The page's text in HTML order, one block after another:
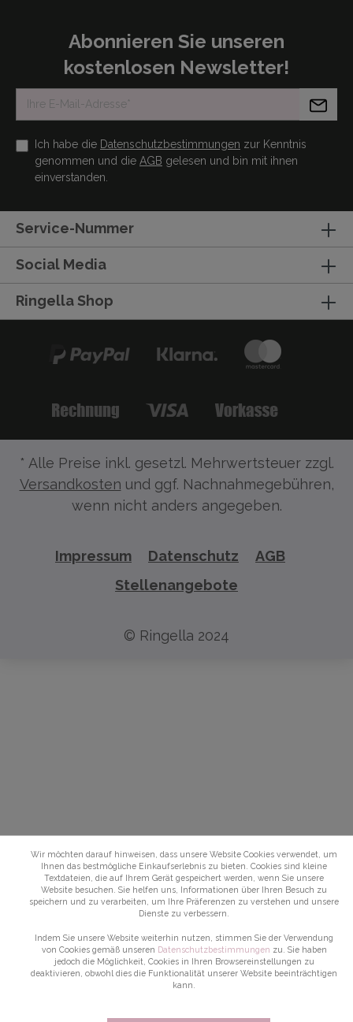
Abonnieren Sie unseren
kostenlosen Newsletter!
Ich habe die Datenschutzbestimmungen zur Kenntnis
genommen und die AGB gelesen und bin mit ihnen
einverstanden.
Service-Nummer
Social Media
Ringella Shop
* Alle Preise inkl. gesetzl. Mehrwertsteuer zzgl.
Versandkosten und ggf. Nachnahmegebühren,
wenn nicht anders angegeben.
Impressum Datenschutz
AGB
Stellenangebote
© Ringella 2024
Wir möchten darauf hinweisen, dass unsere Website Cookies verwendet, um
Ihnen das bestmögliche Einkaufserlebnis zu bieten. Cookies sind kleine
Textdateien, die auf Ihrem Gerät gespeichert werden, wenn Sie unsere
Website besuchen. Sie helfen uns, Informationen über Ihren Besuch zu
speichern und zu verarbeiten, um Ihre Präferenzen zu verstehen und unsere
Dienste zu verbessern.
Indem Sie unsere Website weiterhin nutzen, stimmen Sie der Verwendung
von Cookies gemäß unseren Datenschutzbestimmungen zu. Sie haben
jedoch die Möglichkeit, Cookies in Ihren Browsereinstellungen zu
deaktivieren, obwohl dies die Funktionalität unserer Website beeinträchtigen
kann.